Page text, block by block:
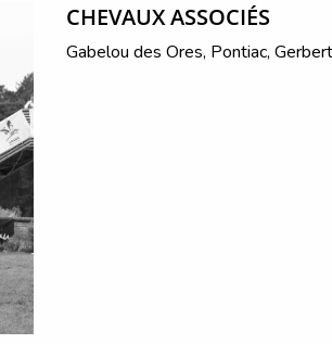
CHEVAUX ASSOCIÉS
Gabelou des Ores, Pontiac, Gerbert